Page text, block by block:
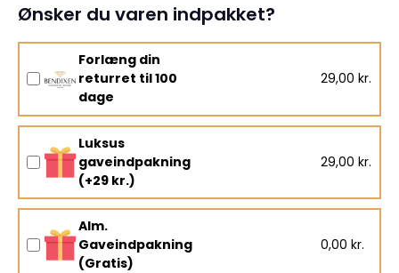
Ønsker du varen indpakket?
Forlæng din
returret til 100
dage
29,00 kr.
Luksus
gaveindpakning
(+29 kr.)
29,00 kr.
Alm.
Gaveindpakning
(Gratis)
0,00 kr.